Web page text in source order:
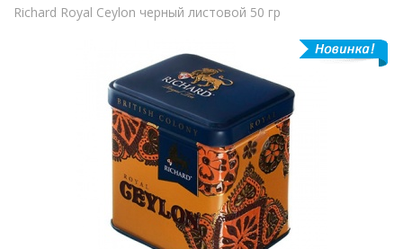
Richard Royal Ceylon черный листовой 50 гр